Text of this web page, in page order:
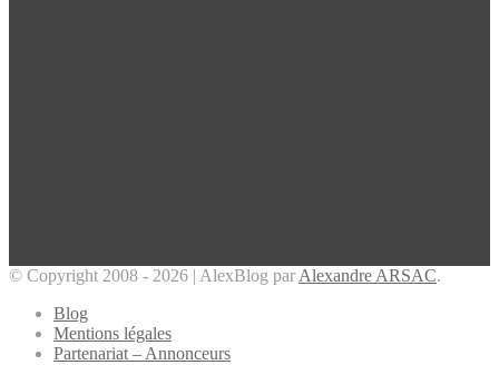
© Copyright 2008 - 2026 | AlexBlog par Alexandre ARSAC.
Blog
Mentions légales
Partenariat – Annonceurs